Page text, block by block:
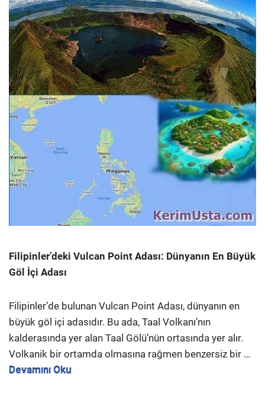
Filipinler’deki Vulcan Point Adası: Dünyanın En Büyük
Göl İçi Adası
Filipinler’de bulunan Vulcan Point Adası, dünyanın en
büyük göl içi adasıdır. Bu ada, Taal Volkanı’nın
kalderasında yer alan Taal Gölü’nün ortasında yer alır.
Volkanik bir ortamda olmasına rağmen benzersiz bir …
Devamını Oku